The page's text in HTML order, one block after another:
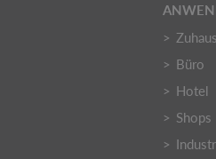
Büro
Hotel
Shops